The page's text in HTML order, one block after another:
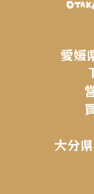
愛媛
大分